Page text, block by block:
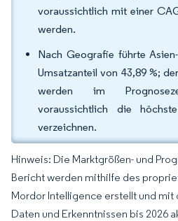
voraussichtlich mit einer
werden.
Nach Geografie führte
Umsatzanteil von 43,89 %;
werden im
voraussichtlich die
verzeichnen.
Hinweis: Die Marktgrößen- und
Bericht werden mithilfe des
Mordor Intelligence erstellt und
Daten und Erkenntnissen bis 2026